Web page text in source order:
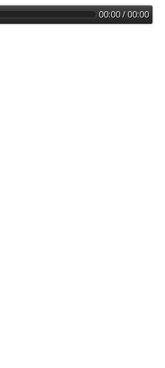
00:00 / 00:00